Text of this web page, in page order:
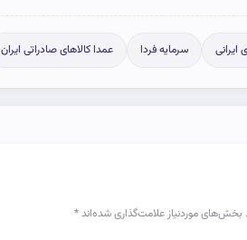
ایرانی سرمایه فردا عمدا کالاهای صادراتی ایران
بخش‌های موردنیاز علامت‌گذاری شده‌اند*